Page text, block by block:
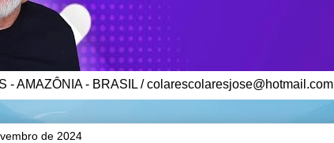
- AMAZÔNIA - BRASIL / colarescolaresjose@hotmail.com
de 2024